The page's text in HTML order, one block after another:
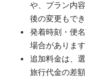
や、プラン内
後の変更もでき
発着時刻・便
場合があります
追加料金は、
旅行代金の差